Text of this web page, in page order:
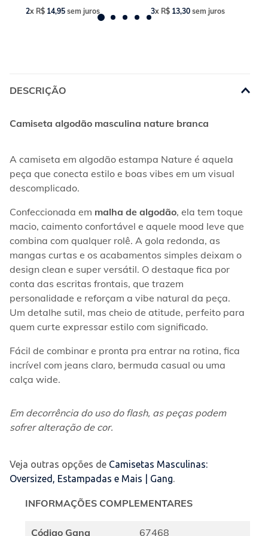
2x R$ 14,95sem juros 3x R$ 13,30sem juros
DESCRIÇÃO
Camiseta algodão masculina nature branca
A camiseta em algodão estampa Nature é aquela
peça que conecta estilo e boas vibes em um visual
descomplicado.
Confeccionada em malha de algodão, ela tem toque
macio, caimento confortável e aquele mood leve que
combina com qualquer rolê. A gola redonda, as
mangas curtas e os acabamentos simples deixam o
design clean e super versátil. O destaque fica por
conta das escritas frontais, que trazem
personalidade e reforçam a vibe natural da peça.
Um detalhe sutil, mas cheio de atitude, perfeito para
quem curte expressar estilo com significado.
Fácil de combinar e pronta pra entrar na rotina, fica
incrível com jeans claro, bermuda casual ou uma
calça wide.
Em decorrência do uso do flash, as peças podem
sofrer alteração de cor.
Veja outras opções de Camisetas Masculinas:
Oversized, Estampadas e Mais | Gang.
INFORMAÇÕES COMPLEMENTARES
Código Gang 67468